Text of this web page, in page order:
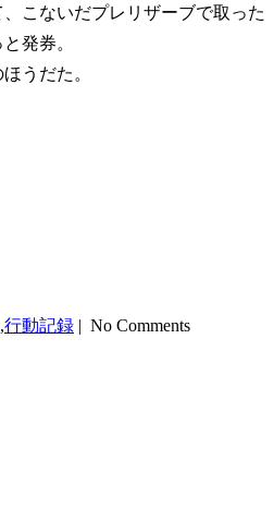
こないだプレリザーブで取った
発券。
うだた。
,行動記録 | No Comments